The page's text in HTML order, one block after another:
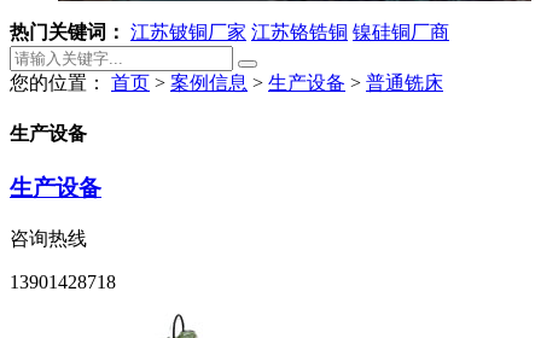
热门关键词： 江苏铍铜厂家 江苏铬锆铜 镍硅铜厂商
您的位置： 首页 > 案例信息 > 生产设备 > 普通铣床
生产设备
生产设备
咨询热线
13901428718